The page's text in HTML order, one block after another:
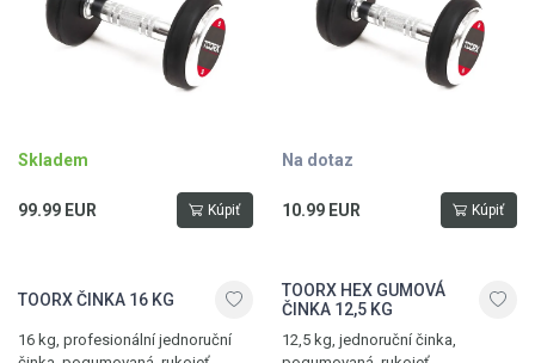
Skladem
99.99 EUR Kúpiť
Na dotaz
10.99 EUR Kúpiť
TOORX ČINKA 16 KG
16 kg, profesionální jednoruční
TOORX HEX GUMOVÁ
ČINKA 12,5 KG
12,5 kg, jednoruční činka,